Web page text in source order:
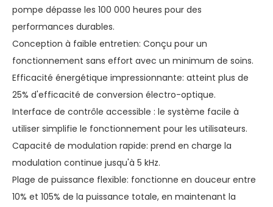
pompe dépasse les 100 000 heures pour des
performances durables.
Conception à faible entretien: Conçu pour un
fonctionnement sans effort avec un minimum de soins.
Efficacité énergétique impressionnante: atteint plus de
25% d'efficacité de conversion électro-optique.
Interface de contrôle accessible : le système facile à
utiliser simplifie le fonctionnement pour les utilisateurs.
Capacité de modulation rapide: prend en charge la
modulation continue jusqu'à 5 kHz.
Plage de puissance flexible: fonctionne en douceur entre
10% et 105% de la puissance totale, en maintenant la